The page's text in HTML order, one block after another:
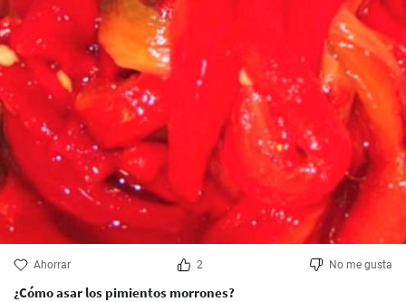
Ahorrar 2 No me gusta
¿Cómo asar los pimientos morrones?